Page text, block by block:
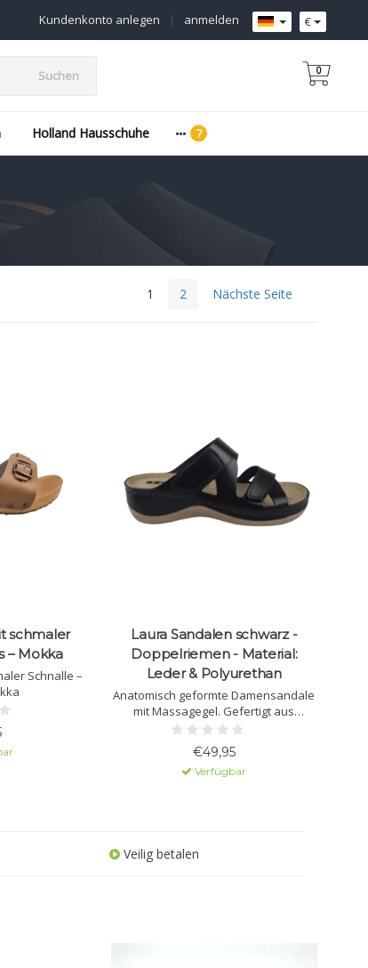
€
anmelden
|
Kundenkonto anlegen
Suchen 0
Holland Hausschuhe
1 2 Nächste Seite
schmaler
– Mokka
Schnalle –
Laura Sandalen schwarz -
Doppelriemen - Material:
Leder & Polyurethan
Anatomisch geformte Damensandale
mit Massagegel. Gefertigt aus
Naturleder mit Polyurethansohle.
€49,95
Verfügbar
Veilig betalen